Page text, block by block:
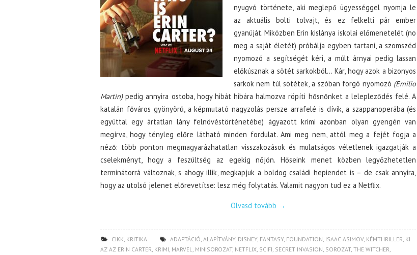
nyugvó története, aki meglepő ügyességgel nyomja le
az aktuális bolti tolvajt, és ez felkelti pár ember
gyanúját. Miközben Erin kislánya iskolai előmenetelét (no
meg a saját életét) próbálja egyben tartani, a szomszéd
nyomozó a segítségét kéri, a múlt árnyai pedig lassan
előkúsznak a sötét sarkokból… Kár, hogy azok a bizonyos
sarkok nem túl sötétek, a szóban forgó nyomozó (Emilio
Martin)pedig annyira ostoba, hogy hibát hibára halmozva röpíti hősnőnket a lelepleződés felé. A
katalán főváros gyönyörű, a képmutató nagyzolás persze arrafelé is dívik, a szappanoperába (és
egyúttal egy ártatlan lány felnövéstörténetébe) ágyazott krimi azonban olyan gyengén van
megírva, hogy tényleg előre látható minden fordulat. Ami meg nem, attól meg a fejét fogja a
néző: több ponton megmagyarázhatatlan visszakozások és mulatságos véletlenek igazgatják a
cselekményt, hogy a feszültség az egekig nőjön. Hőseink menet közben legyőzhetetlen
terminátorrá változnak, s ahogy illik, megkapjuk a boldog családi hepiendet is – de csak annyira,
hogy az utolsó jelenet előrevetítse: lesz még folytatás. Valamit nagyon tud ez a Netflix.
Olvasd tovább →
CIKK, KRITIKA ADAPTÁCIÓ, ALAPÍTVÁNY, DISNEY, FANTASY, FOUNDATION, ISAAC ASIMOV, KÉMTHRILLER, KI
AZ AZ ERIN CARTER, KRIMI, MARVEL, MINISOROZAT, NETFLIX, SCIFI, SECRET INVASION, SOROZAT, THE WITCHER,